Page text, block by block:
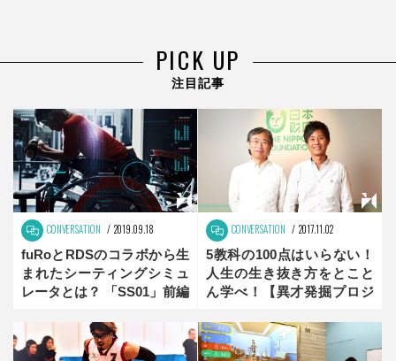
PICK UP
注目記事
CONVERSATION 2019.09.18
fuRoとRDSのコラボから生
まれたシーティングシミュ
レータとは？ 「SS01」前編
CONVERSATION 2017.11.02
5教科の100点はいらない！
人生の生き抜き方をとこと
ん学べ！【異才発掘プロジ
Vol.3 後編